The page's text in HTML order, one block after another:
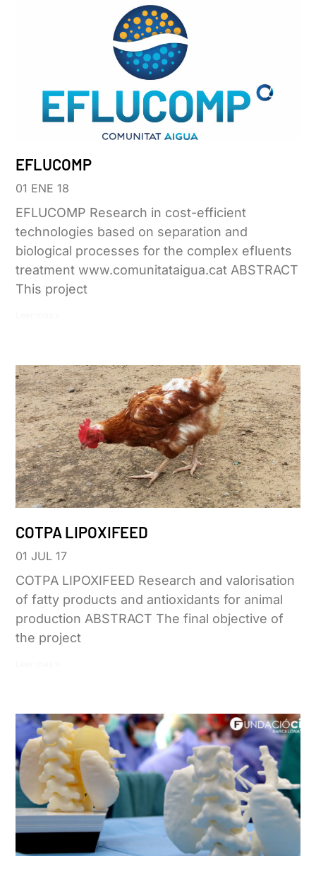
EFLUCOMP
01 ENE 18
EFLUCOMP Research in cost-efficient
technologies based on separation and
biological processes for the complex efluents
treatment www.comunitataigua.cat ABSTRACT
This project
COTPA LIPOXIFEED
01 JUL 17
COTPA LIPOXIFEED Research and valorisation
of fatty products and antioxidants for animal
production ABSTRACT The final objective of
the project